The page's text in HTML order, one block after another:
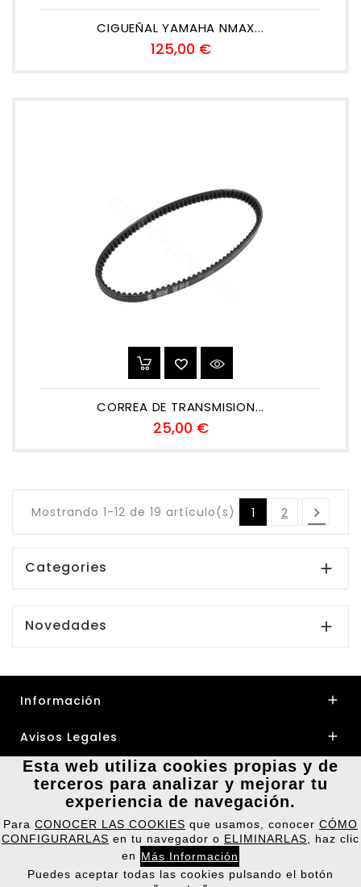
CIGUEÑAL YAMAHA NMAX...
125,00 €Precio
CORREA DE TRANSMISION...
25,00 €Precio
Mostrando 1-12 de 19 artículo(s) 1 2 
Categories 
Novedades 
Información 
Avisos Legales 
Su Cuenta 
Nuestra Tienda
Esta web utiliza cookies propias y de
terceros para analizar y mejorar tu
experiencia de navegación.
Para CONOCER LAS COOKIES que usamos, conocer CÓMO
CONFIGURARLAS en tu navegador o ELIMINARLAS , haz clic
en Más Información
Puedes aceptar todas las cookies pulsando el botón